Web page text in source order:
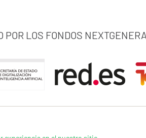
POR LOS FONDOS